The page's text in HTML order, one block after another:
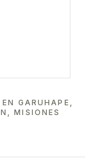
GARUHAPE,
MISIONES